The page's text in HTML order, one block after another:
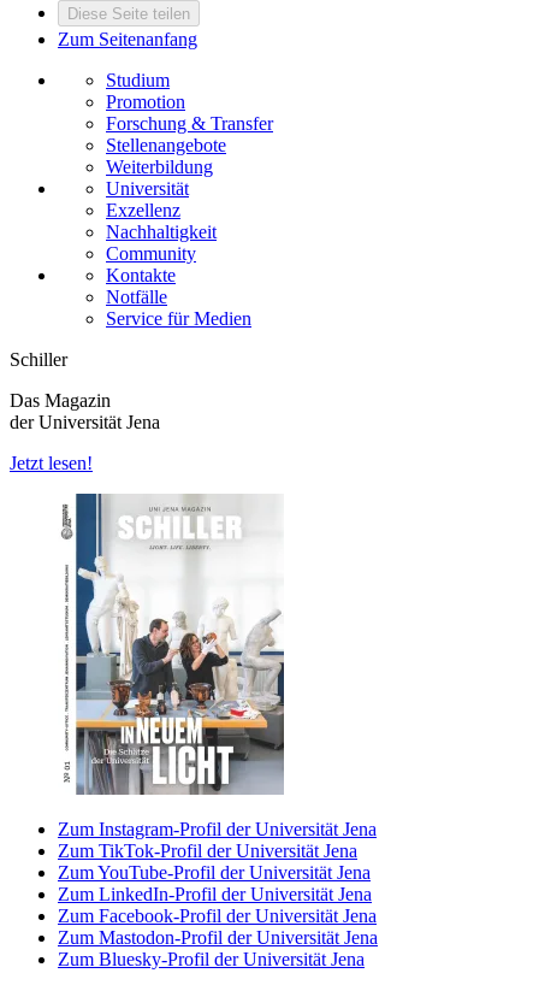
Diese Seite teilen
Zum Seitenanfang
Studium
Promotion
Forschung & Transfer
Stellenangebote
Weiterbildung
Universität
Exzellenz
Nachhaltigkeit
Community
Kontakte
Notfälle
Service für Medien
Schiller
Das Magazin
der Universität Jena
Jetzt lesen!
Zum Instagram-Profil der Universität Jena
Zum TikTok-Profil der Universität Jena
Zum YouTube-Profil der Universität Jena
Zum LinkedIn-Profil der Universität Jena
Zum Facebook-Profil der Universität Jena
Zum Mastodon-Profil der Universität Jena
Zum Bluesky-Profil der Universität Jena